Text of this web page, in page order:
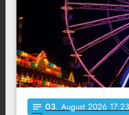
notes 03. August 2026 17:23